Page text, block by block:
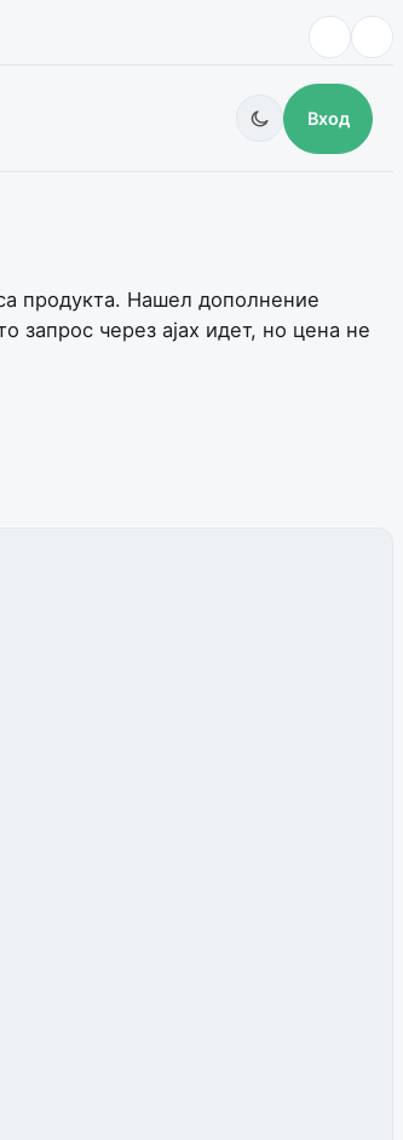
Вход
продукта. Нашел дополнение
запрос через ajax идет, но цена не